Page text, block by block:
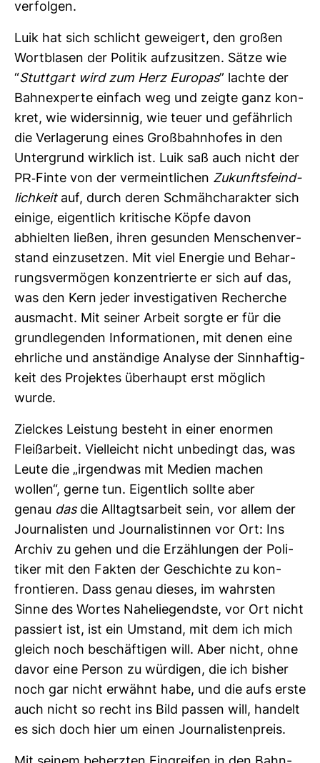
ver­folgen.
Luik hat sich schlicht gewei­gert, den großen
Wort­blasen der Politik auf­zu­sitzen. Sätze wie
“Stutt­gart wird zum Herz Europas” lachte der
Bahn­ex­perte ein­fach weg und zeigte ganz kon­
kret, wie wider­sinnig, wie teuer und gefähr­lich
die Ver­la­ge­rung eines Groß­bahn­hofes in den
Unter­grund wirk­lich ist. Luik saß auch nicht der
PR-​Finte von der ver­meint­li­chen Zukunfts­feind­
lich­keitauf, durch deren Schmäh­cha­rakter sich
einige, eigent­lich kri­ti­sche Köpfe davon
abhielten ließen, ihren gesunden Men­schen­ver­
stand ein­zu­setzen. Mit viel Energie und Behar­
rungs­ver­mögen kon­zen­trierte er sich auf das,
was den Kern jeder inves­ti­ga­tiven Recherche
aus­macht. Mit seiner Arbeit sorgte er für die
grund­le­genden Infor­ma­tionen, mit denen eine
ehr­liche und anstän­dige Ana­lyse der Sinn­haf­tig­
keit des Pro­jektes über­haupt erst mög­lich
wurde.
Ziel­ckes Leis­tung besteht in einer enormen
Fleiß­ar­beit. Viel­leicht nicht unbe­dingt das, was
Leute die „irgendwas mit Medien machen
wollen“, gerne tun. Eigent­lich sollte aber
genau dasdie All­tagts­ar­beit sein, vor allem der
Jour­na­listen und Jour­na­lis­tinnen vor Ort: Ins
Archiv zu gehen und die Erzäh­lungen der Poli­
tiker mit den Fakten der Geschichte zu kon­
fron­tieren. Dass genau dieses, im wahrsten
Sinne des Wortes Nahe­lie­gendste, vor Ort nicht
pas­siert ist, ist ein Umstand, mit dem ich mich
gleich noch beschäf­tigen will. Aber nicht, ohne
davor eine Person zu wür­digen, die ich bisher
noch gar nicht erwähnt habe, und die aufs erste
auch nicht so recht ins Bild passen will, han­delt
es sich doch hier um einen Jour­na­lis­ten­preis.